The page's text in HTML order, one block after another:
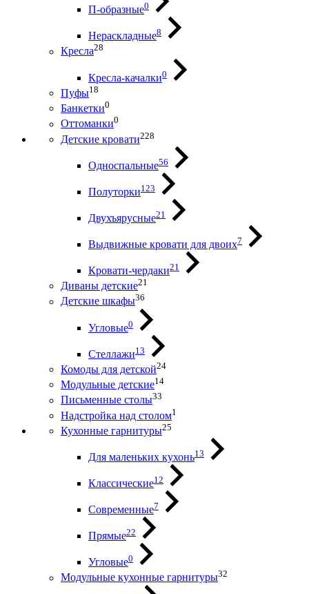
П-образные0
Нераскладные8
Кресла28
Кресла-качалки0
Пуфы18
Банкетки0
Оттоманки0
Детские кровати228
Односпальные56
Полуторки123
Двухъярусные21
Выдвижные кровати для двоих7
Кровати-чердаки21
Диваны детские21
Детские шкафы36
Угловые0
Стеллажи13
Комоды для детской24
Модульные детские14
Письменные столы33
Надстройка над столом1
Кухонные гарнитуры25
Для маленьких кухонь13
Классические12
Современные7
Прямые22
Угловые0
Модульные кухонные гарнитуры32